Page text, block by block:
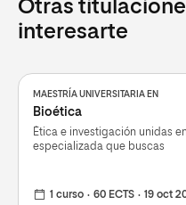
Otras
interesarte
MAESTRÍA UNIVERSITARIA EN
Bioética
Ética e investigación unidas
especializada que buscas
1 curso 60 ECTS 19 oct